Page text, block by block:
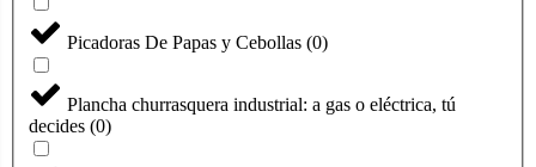
Picadoras De Papas y Cebollas (0)
Plancha churrasquera industrial: a gas o eléctrica, tú
decides (0)